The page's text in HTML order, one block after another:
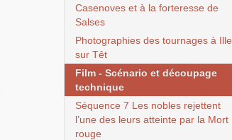
Casenoves et à la forteresse de
Salses
Photographies des tournages à Ille
sur Têt
Film - Scénario et découpage
technique
Séquence 7 Les nobles rejettent
l’une des leurs atteinte par la Mort
rouge